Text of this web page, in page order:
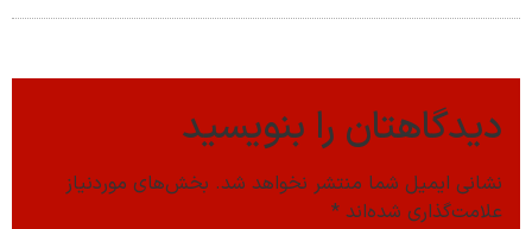
دیدگاهتان را بنویسید
نشانی ایمیل شما منتشر نخواهد شد. بخش‌های موردنیاز
علامت‌گذاری شده‌اند *